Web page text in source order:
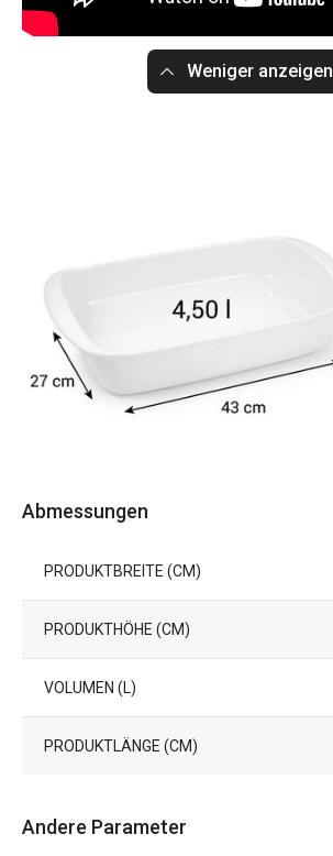
Weniger anzeigen
Abmessungen
PRODUKTBREITE (CM)
PRODUKTHÖHE (CM)
VOLUMEN (L)
PRODUKTLÄNGE (CM)
Andere Parameter